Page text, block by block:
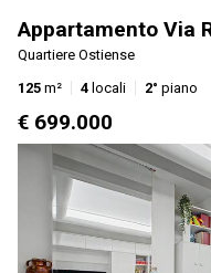
Appartamento Via
Quartiere Ostiense
125 m² 4 locali 2° piano
€ 699.000